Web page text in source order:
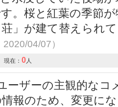
。桜と紅葉の季節
」が建て替えられ
04/07）
現在： 0 人
ーザーの主観的なコ
報のため、変更に